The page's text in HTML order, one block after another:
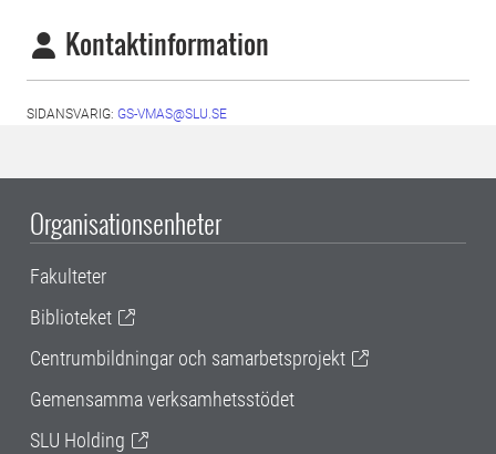
Kontaktinformation
SIDANSVARIG: GS-VMAS@SLU.SE
Organisationsenheter
Fakulteter
Biblioteket
Centrumbildningar och samarbetsprojekt
Gemensamma verksamhetsstödet
SLU Holding